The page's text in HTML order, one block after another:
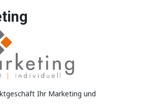
Ihr Marketing und